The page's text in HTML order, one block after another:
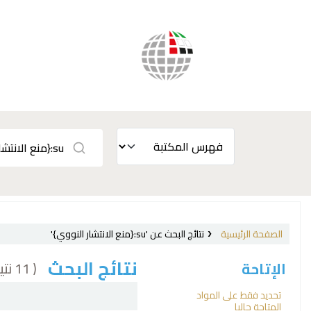
الصفحة الرئيسية نتائج البحث عن 'su:{منع الانتشار النووي}'
الإتاحة
تحديد فقط على المواد
المتاحة حاليا
نتائج البحث ( 11 نتيجة)